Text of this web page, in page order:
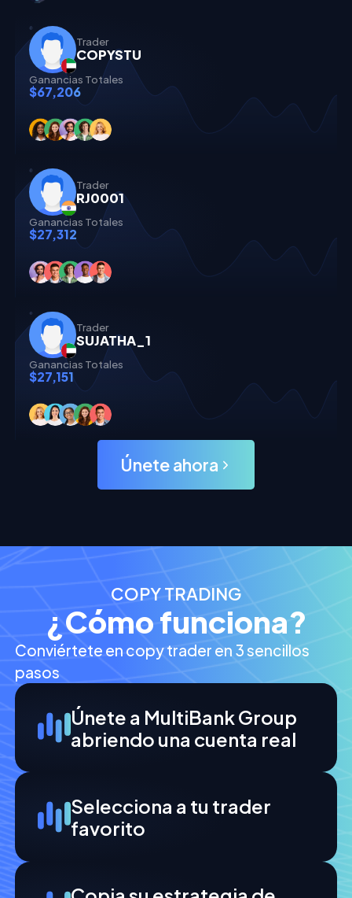
Trader
COPYSTU
Ganancias Totales
$67,206
Trader
RJ0001
Ganancias Totales
$27,312
Trader
SUJATHA_1
Ganancias Totales
$27,151
Únete ahora
COPY TRADING
¿Cómo funciona?
Conviértete en copy trader en 3 sencillos
pasos
Únete a MultiBank Group
abriendo una cuenta real
Selecciona a tu trader
favorito